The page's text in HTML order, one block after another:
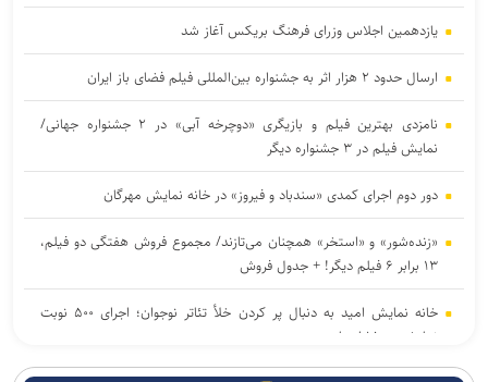
یازدهمین اجلاس وزرای فرهنگ بریکس آغاز شد
ارسال حدود ۲ هزار اثر به جشنواره بین‌المللی فیلم فضای باز ایران
نامزدی بهترین فیلم و بازیگری «دوچرخه آبی» در ۲ جشنواره جهانی/
نمایش فیلم در ۳ جشنواره دیگر
دور دوم اجرای کمدی «سندباد و فیروز» در خانه نمایش مهرگان
«زنده‌شور» و «استخر» همچنان می‌تازند/ مجموع فروش هفتگی دو فیلم،
۱۳ برابر ۶ فیلم دیگر! + جدول فروش
خانه نمایش امید به دنبال پر کردن خلأ تئاتر نوجوان؛ اجرای ۵۰۰ نوبت
نمایش در ۱۵ استان